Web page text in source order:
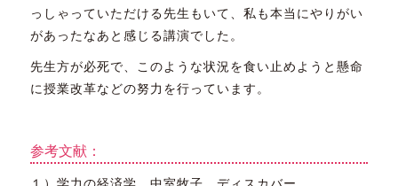
っしゃっていただける先生もいて、私も本当にやりがい
があったなあと感じる講演でした。
先生方が必死で、このような状況を食い止めようと懸命
に授業改革などの努力を行っています。
参考文献：